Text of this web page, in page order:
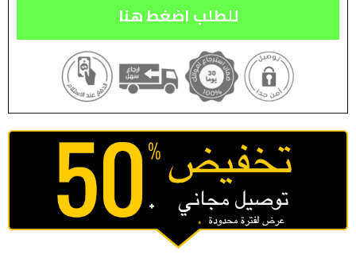
للطلب اضغط هنا